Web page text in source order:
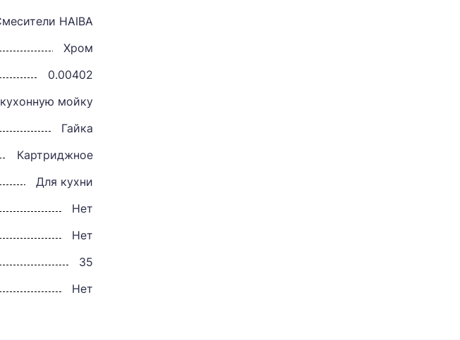
HAIBA
Хром
0.00402
мойку
Гайка
Картриджное
Для кухни
Нет
Нет
35
Нет